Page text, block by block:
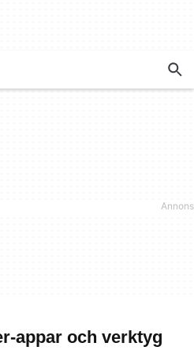
appar och verktyg